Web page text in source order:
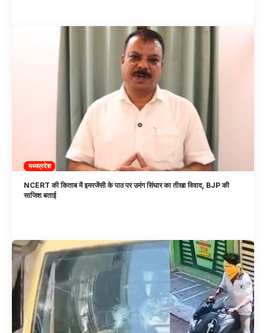
मध्यप्रदेश
NCERT की किताब में इमरजेंसी के पाठ पर उमंग सिंघार का तीखा विवाद, BJP की
साजिश बताई